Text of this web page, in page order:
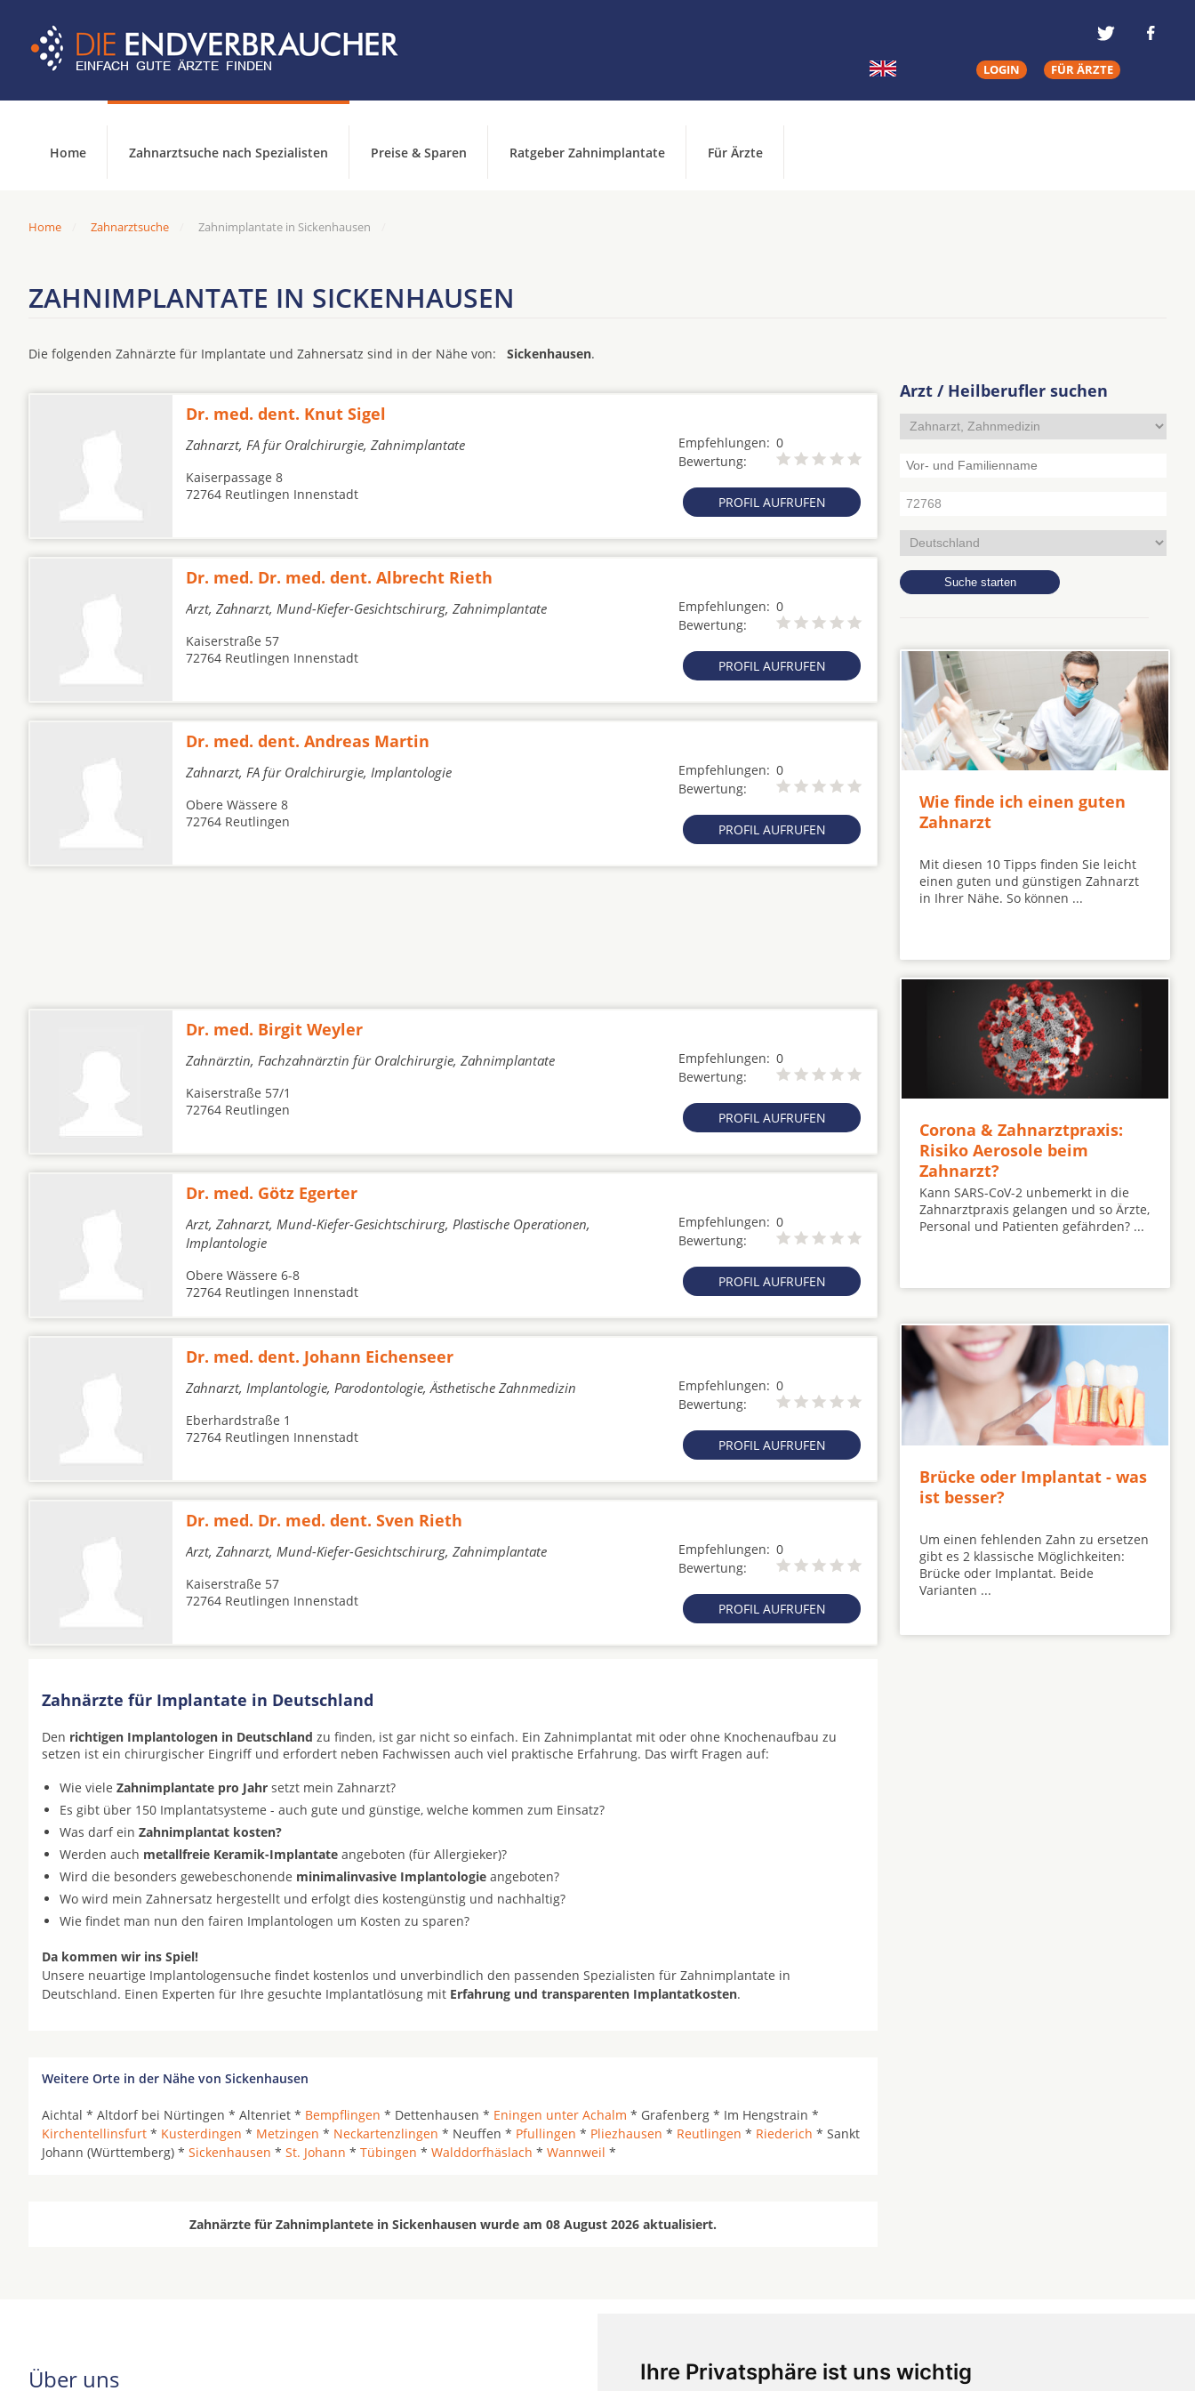
Ihre Privatsphäre ist uns wichtig
LOGIN FÜR ÄRZTE
Home Zahnarztsuche nach Spezialisten Preise & Sparen Ratgeber Zahnimplantate Für Ärzte
Home Zahnarztsuche Zahnimplantate in Sickenhausen
ZAHNIMPLANTATE IN SICKENHAUSEN
Die folgenden Zahnärzte für Implantate und Zahnersatz sind in der Nähe von: Sickenhausen.
Dr. med. dent. Knut Sigel
Zahnarzt, FA für Oralchirurgie, Zahnimplantate Empfehlungen: 0
Bewertung:
PROFIL AUFRUFEN
Kaiserpassage 8
72764 Reutlingen Innenstadt
Dr. med. Dr. med. dent. Albrecht Rieth
Arzt, Zahnarzt, Mund-Kiefer-Gesichtschirurg, Zahnimplantate Empfehlungen: 0
Bewertung:
PROFIL AUFRUFEN
Kaiserstraße 57
72764 Reutlingen Innenstadt
Dr. med. dent. Andreas Martin
Zahnarzt, FA für Oralchirurgie, Implantologie Empfehlungen: 0
Bewertung:
PROFIL AUFRUFEN
Obere Wässere 8
72764 Reutlingen
Dr. med. Birgit Weyler
Zahnärztin, Fachzahnärztin für Oralchirurgie, Zahnimplantate Empfehlungen: 0
Bewertung:
PROFIL AUFRUFEN
Kaiserstraße 57/1
72764 Reutlingen
Dr. med. Götz Egerter
Arzt, Zahnarzt, Mund-Kiefer-Gesichtschirurg, Plastische Operationen,
Implantologie
Empfehlungen: 0
Bewertung:
PROFIL AUFRUFEN
Obere Wässere 6-8
72764 Reutlingen Innenstadt
Dr. med. dent. Johann Eichenseer
Zahnarzt, Implantologie, Parodontologie, Ästhetische Zahnmedizin Empfehlungen: 0
Bewertung:
PROFIL AUFRUFEN
Eberhardstraße 1
72764 Reutlingen Innenstadt
Dr. med. Dr. med. dent. Sven Rieth
Arzt, Zahnarzt, Mund-Kiefer-Gesichtschirurg, Zahnimplantate Empfehlungen: 0
Bewertung:
PROFIL AUFRUFEN
Kaiserstraße 57
72764 Reutlingen Innenstadt
Zahnärzte für Implantate in Deutschland
Den richtigen Implantologen in Deutschland zu finden, ist gar nicht so einfach. Ein Zahnimplantat mit oder ohne Knochenaufbau zu
setzen ist ein chirurgischer Eingriff und erfordert neben Fachwissen auch viel praktische Erfahrung. Das wirft Fragen auf:
Wie viele Zahnimplantate pro Jahr setzt mein Zahnarzt?
Es gibt über 150 Implantatsysteme - auch gute und günstige, welche kommen zum Einsatz?
Was darf ein Zahnimplantat kosten?
Werden auch metallfreie Keramik-Implantate angeboten (für Allergieker)?
Wird die besonders gewebeschonende minimalinvasive Implantologie angeboten?
Wo wird mein Zahnersatz hergestellt und erfolgt dies kostengünstig und nachhaltig?
Wie findet man nun den fairen Implantologen um Kosten zu sparen?
Da kommen wir ins Spiel!
Unsere neuartige Implantologensuche findet kostenlos und unverbindlich den passenden Spezialisten für Zahnimplantate in
Deutschland. Einen Experten für Ihre gesuchte Implantatlösung mit Erfahrung und transparenten Implantatkosten.
Weitere Orte in der Nähe von Sickenhausen
Aichtal * Altdorf bei Nürtingen * Altenriet * Bempflingen * Dettenhausen * Eningen unter Achalm * Grafenberg * Im Hengstrain *
Kirchentellinsfurt * Kusterdingen * Metzingen * Neckartenzlingen * Neuffen * Pfullingen * Pliezhausen * Reutlingen * Riederich * Sankt
Johann (Württemberg) * Sickenhausen * St. Johann * Tübingen * Walddorfhäslach * Wannweil *
Zahnärzte für Zahnimplantete in Sickenhausen wurde am 08 August 2026 aktualisiert.
Arzt / Heilberufler suchen
Wie finde ich einen guten
Zahnarzt
Mit diesen 10 Tipps finden Sie leicht
einen guten und günstigen Zahnarzt
in Ihrer Nähe. So können ...
Corona & Zahnarztpraxis:
Risiko Aerosole beim
Zahnarzt?
Kann SARS-CoV-2 unbemerkt in die
Zahnarztpraxis gelangen und so Ärzte,
Personal und Patienten gefährden? ...
Brücke oder Implantat - was
ist besser?
Um einen fehlenden Zahn zu ersetzen
gibt es 2 klassische Möglichkeiten:
Brücke oder Implantat. Beide
Varianten ...
Über uns mehr ...